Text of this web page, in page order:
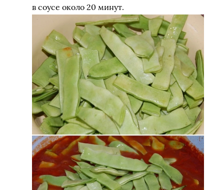
в соусе около 20 минут.